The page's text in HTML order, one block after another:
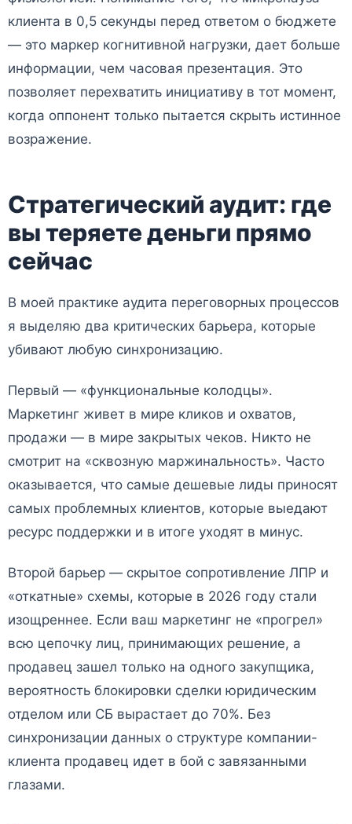
клиента в 0,5 секунды перед ответом о бюджете
— это маркер когнитивной нагрузки, дает больше
информации, чем часовая презентация. Это
позволяет перехватить инициативу в тот момент,
когда оппонент только пытается скрыть истинное
возражение.
Стратегический аудит: где
вы теряете деньги прямо
сейчас
В моей практике аудита переговорных процессов
я выделяю два критических барьера, которые
убивают любую синхронизацию.
Первый — «функциональные колодцы».
Маркетинг живет в мире кликов и охватов,
продажи — в мире закрытых чеков. Никто не
смотрит на «сквозную маржинальность». Часто
оказывается, что самые дешевые лиды приносят
самых проблемных клиентов, которые выедают
ресурс поддержки и в итоге уходят в минус.
Второй барьер — скрытое сопротивление ЛПР и
«откатные» схемы, которые в 2026 году стали
изощреннее. Если ваш маркетинг не «прогрел»
всю цепочку лиц, принимающих решение, а
продавец зашел только на одного закупщика,
вероятность блокировки сделки юридическим
отделом или СБ вырастает до 70%. Без
синхронизации данных о структуре компании-
клиента продавец идет в бой с завязанными
глазами.